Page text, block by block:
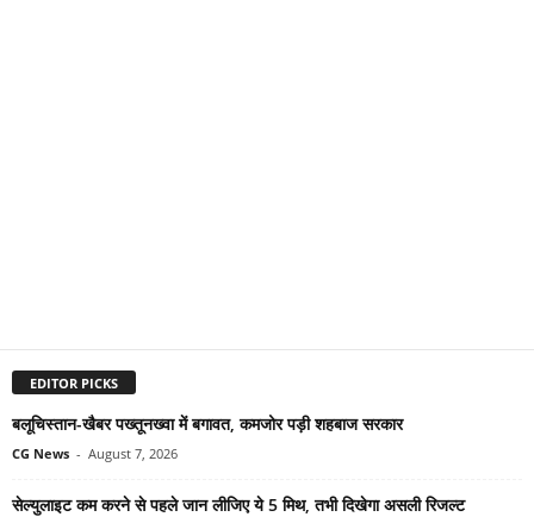
EDITOR PICKS
बलूचिस्तान-खैबर पख्तूनख्वा में बगावत, कमजोर पड़ी शहबाज सरकार
CG News - August 7, 2026
सेल्युलाइट कम करने से पहले जान लीजिए ये 5 मिथ, तभी दिखेगा असली रिजल्ट